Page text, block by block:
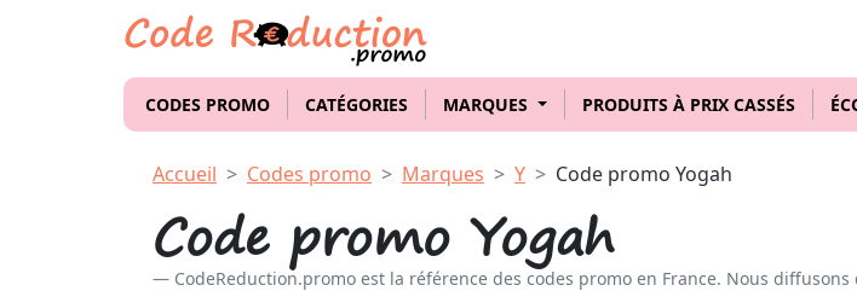
CODES PROMO CATÉGORIES MARQUES PRODUITS À PRIX CASSÉS
Accueil Codes promo Marques Y Code promo Yogah
Code promo Yogah
CodeReduction.promo est la référence des codes promo en France. Nous